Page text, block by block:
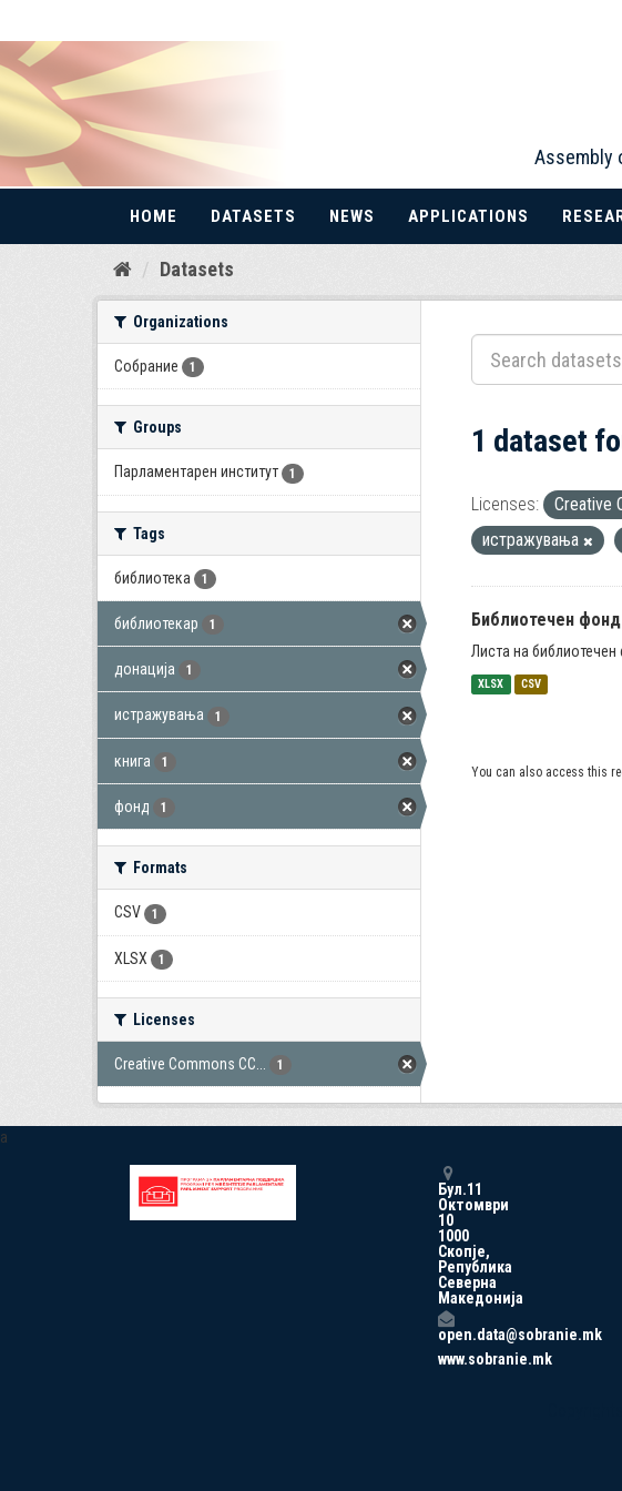
Skip
Assembly
HOME DATASETS NEWS APPLICATIONS
Datasets
Organizations
Собрание 1
Groups
Парламентарен институт 1
Tags
библиотека 1
библиотекар 1
донација 1
истражувања 1
книга 1
фонд 1
Formats
CSV 1
XLSX 1
Licenses
Creative Commons CC... 1
1 dataset
Licenses: Creative
истражувања
Библиотечен фонд
Листа на
XLSX CSV
You can also access this
a
Бул.11
Октомври
10
1000
Скопје,
Република
Северна
Македонија
open.data@sobranie.mk
www.sobranie.mk